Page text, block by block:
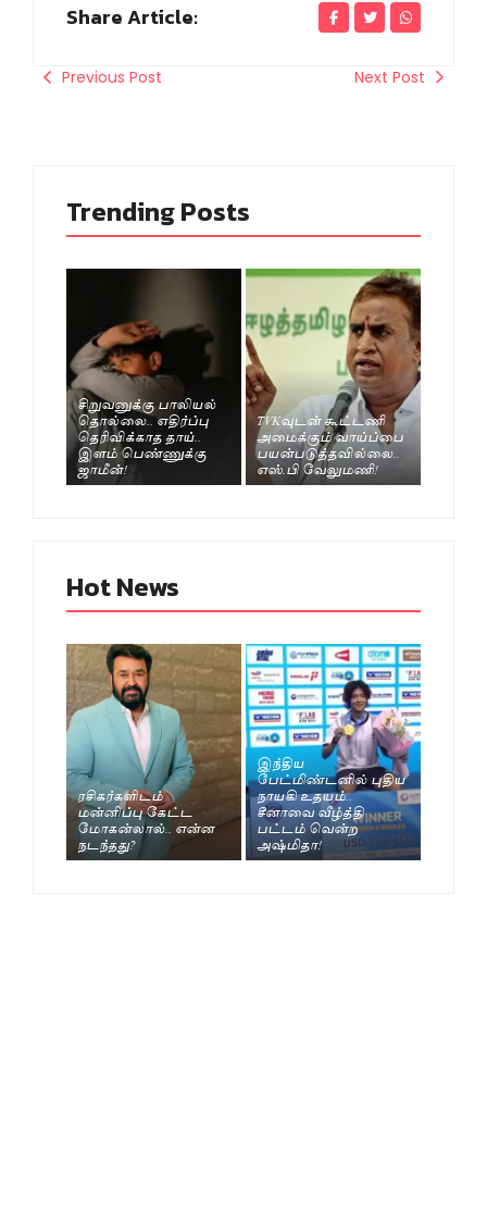
Share Article:
Previous Post Next Post
Trending Posts
சிறுவனுக்கு பாலியல்
தொல்லை.. எதிர்ப்பு
தெரிவிக்காத தாய்..
இளம் பெண்ணுக்கு
ஜாமீன்!
TVKவுடன் கூட்டணி
அமைக்கும் வாய்ப்பை
பயன்படுத்தவில்லை..
எஸ்.பி வேலுமணி!
Hot News
ரசிகர்களிடம்
மன்னிப்பு கேட்ட
மோகன்லால்.. என்ன
நடந்தது?
இந்திய
பேட்மிண்டனில் புதிய
நாயகி உதயம்..
சீனாவை வீழ்த்தி
பட்டம் வென்ற
அஷ்மிதா!